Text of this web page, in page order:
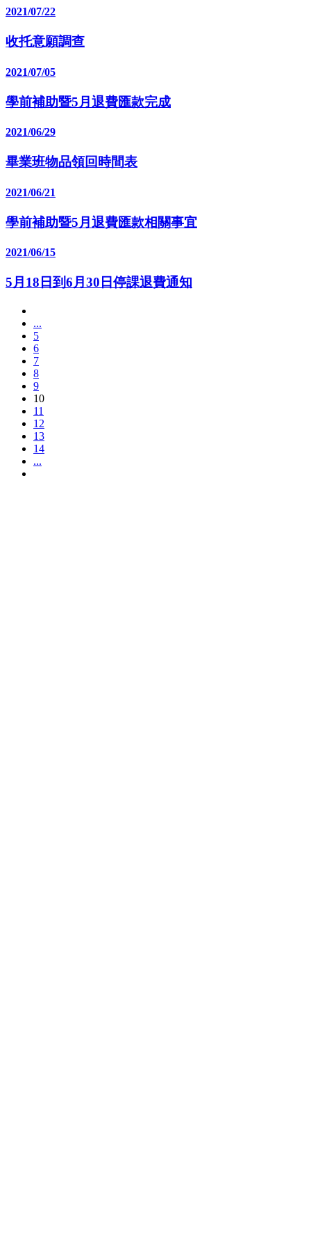
2021/07/22
收托意願調查
2021/07/05
學前補助暨5月退費匯款完成
2021/06/29
畢業班物品領回時間表
2021/06/21
學前補助暨5月退費匯款相關事宜
2021/06/15
5月18日到6月30日停課退費通知
...
5
6
7
8
9
10
11
12
13
14
...